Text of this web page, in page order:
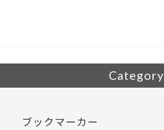
Category
ブックマーカー